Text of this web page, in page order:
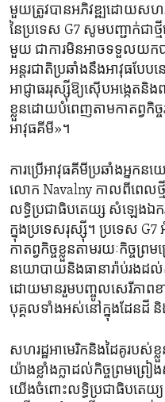
មួយ​ត្រូវបានអភិវឌ្ឍ​ដោយ​សហភ
នៃ​ប្រទេស G7 សូមបញ្ជាក់​ជា​ថ្
មួយ ជា​ការ​មិន​អាចទទួលយក​ប
អន្តរជាតិប្រឆាំង​នឹង​អាវុធបែប​
អាជ្ញាធរ​រុស្ស៊ីឱ្យ​ស៊ើបអង្កេត​និ
ខ្លួនដោយ​បំពេញ​តាម​កាតព្វកិ
អាវុធគីមី»។
ការប្រើអាវុធ​គីមីប្រឆាំង​អ្នក​
លោក​ Navalny កាល​ពី​ពេលថ្មី
លទ្ធិ​ប្រជាធិបតេយ្ស សំឡេង​ឯ
ក្នុងប្រទេស​រុស្ស៊ី។ ប្រទេស G7
កាតព្វកិច្ចខ្លួន​តាម​រយៈ​កិច្ច​ព្
នយោបាយនិងធានា​រ៉ាប់​រងដល់សិ
ដោយ​មានរួម​បញ្ចូលសេរីភាព​
បុគ្គល​ទាំង​អស់​នៅ​ក្នុង​ដែន​ដី និ
សហរដ្ឋ​អាមេរិក​និង​ដៃ​គូរបស់​ខ្លួ
យ៉ាង​ខ្លាំង​ក្លាដល់​កិច្ចព្រមព្រ
យើង​ចំពោះ​លទ្ធិ​ប្រជាធិបតេយ្យ